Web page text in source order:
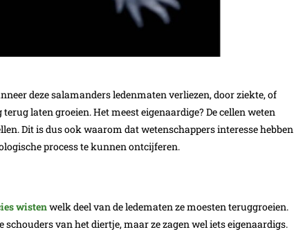
deze salamanders ledenmaten verliezen, door ziekte, of
laten groeien. Het meest eigenaardige? De cellen weten
Dit is dus ook waarom dat wetenschappers interesse hebben
process te kunnen ontcijferen.
wistenwelk deel van de ledematen ze moesten teruggroeien.
van het diertje, maar ze zagen wel iets eigenaardigs.